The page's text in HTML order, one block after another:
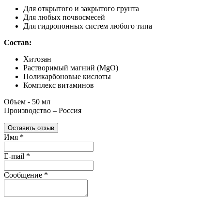
Для открытого и закрытого грунта
Для любых почвосмесей
Для гидропонных систем любого типа
Состав:
Хитозан
Растворимый магний (MgO)
Поликарбоновые кислоты
Комплекс витаминов
Объем - 50 мл
Производство – Россия
Оставить отзыв
Имя *
E-mail *
Сообщение *